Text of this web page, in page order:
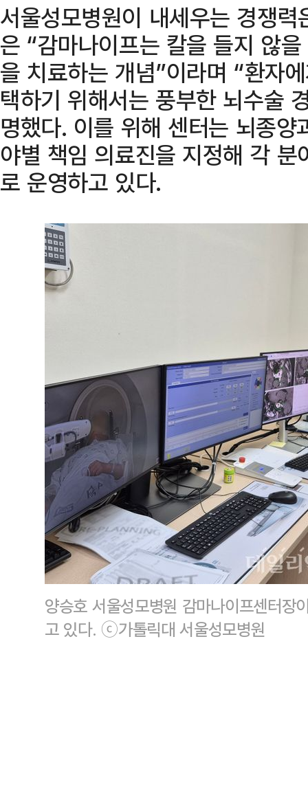
서울성모병원이 내세우는 경쟁력
은 “감마나이프는 칼을 들지 않
을 치료하는 개념”이라며 “환자
택하기 위해서는 풍부한 뇌수술
명했다. 이를 위해 센터는 뇌종
야별 책임 의료진을 지정해 각
로 운영하고 있다.
양승호 서울성모병원 감마나이프센터장
고 있다. ⓒ가톨릭대 서울성모병원